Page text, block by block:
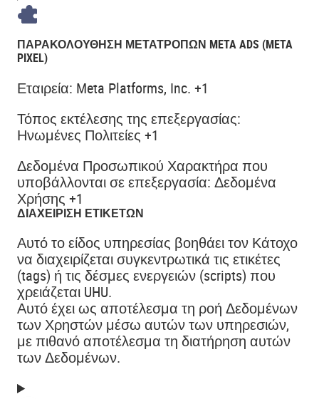
ΠΑΡΑΚΟΛΟΎΘΗΣΗ ΜΕΤΑΤΡΟΠΏΝ META ADS (META
PIXEL)
Εταιρεία: Meta Platforms, Inc. +1
Τόπος εκτέλεσης της επεξεργασίας:
Ηνωμένες Πολιτείες +1
Δεδομένα Προσωπικού Χαρακτήρα που
υποβάλλονται σε επεξεργασία: Δεδομένα
Χρήσης +1
ΔΙΑΧΕΊΡΙΣΗ ΕΤΙΚΕΤΏΝ
Αυτό το είδος υπηρεσίας βοηθάει τον Κάτοχο
να διαχειρίζεται συγκεντρωτικά τις ετικέτες
(tags) ή τις δέσμες ενεργειών (scripts) που
χρειάζεται UHU.
Αυτό έχει ως αποτέλεσμα τη ροή Δεδομένων
των Χρηστών μέσω αυτών των υπηρεσιών,
με πιθανό αποτέλεσμα τη διατήρηση αυτών
των Δεδομένων.